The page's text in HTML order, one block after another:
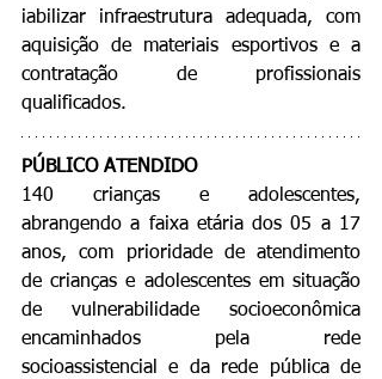
iabilizar infraestrutura adequada, com
aquisição de materiais esportivos e a
contratação de profissionais
qualificados.
PÚBLICO ATENDIDO
140 crianças e adolescentes,
abrangendo a faixa etária dos 05 a 17
anos, com prioridade de atendimento
de crianças e adolescentes em situação
de vulnerabilidade socioeconômica
encaminhados pela rede
socioassistencial e da rede pública de